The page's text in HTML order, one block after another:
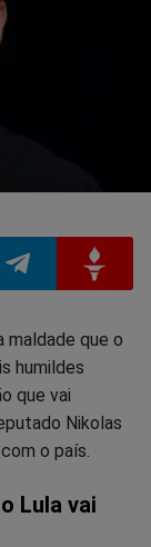
no
Gettr
maldade que o
humildes
que vai
Nikolas
o país.
Lula vai